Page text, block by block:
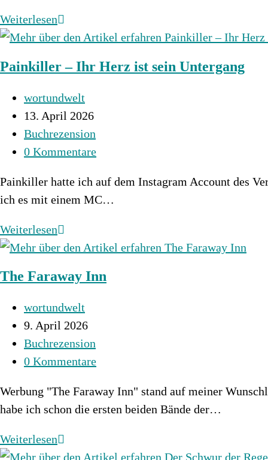
WeiterlesenWie
der
so
ewig
Painkiller – Ihr Herz ist sein Untergang
Beitrags-
Autor:
wortundwelt
Beitrag
veröffentlicht:
13. April 2026
Beitrags-
Kategorie:
Buchrezension
Beitrags-
0 Kommentare
Painkiller hatte ich auf dem Instagram Account des
ich es mit einem MC…
WeiterlesenPainkiller
–
Herz
ist
sein
Untergang
The Faraway Inn
Beitrags-
Autor:
wortundwelt
Beitrag
veröffentlicht:
9. April 2026
Beitrags-
Kategorie:
Buchrezension
Beitrags-
0 Kommentare
Werbung "The Faraway Inn" stand auf meiner
habe ich schon die ersten beiden Bände der…
WeiterlesenThe
Faraway